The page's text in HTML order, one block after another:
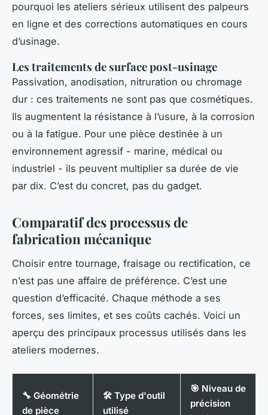
pourquoi les ateliers sérieux utilisent des palpeurs
en ligne et des corrections automatiques en cours
d’usinage.
Les traitements de surface post-usinage
Passivation, anodisation, nitruration ou chromage
dur : ces traitements ne sont pas que cosmétiques.
Ils augmentent la résistance à l’usure, à la corrosion
ou à la fatigue. Pour une pièce destinée à un
environnement agressif - marine, médical ou
industriel - ils peuvent multiplier sa durée de vie
par dix. C’est du concret, pas du gadget.
Comparatif des processus de
fabrication mécanique
Choisir entre tournage, fraisage ou rectification, ce
n’est pas une affaire de préférence. C’est une
question d’efficacité. Chaque méthode a ses
forces, ses limites, et ses coûts cachés. Voici un
aperçu des principaux processus utilisés dans les
ateliers modernes.
🔧 Géométrie
de pièce
🛠️ Type d'outil
utilisé
🎯 Niveau de
précision